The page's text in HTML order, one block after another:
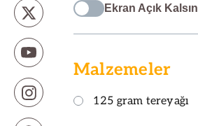
Ekran Açık Kalsın
Malzemeler
125 gram tereyağı